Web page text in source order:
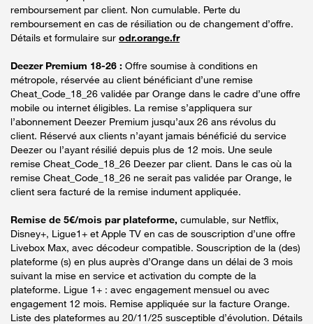
remboursement par client. Non cumulable. Perte du
remboursement en cas de résiliation ou de changement d’offre.
Détails et formulaire sur odr.orange.fr
Deezer Premium 18-26 : Offre soumise à conditions en
métropole, réservée au client bénéficiant d’une remise
Cheat_Code_18_26 validée par Orange dans le cadre d’une offre
mobile ou internet éligibles. La remise s’appliquera sur
l’abonnement Deezer Premium jusqu’aux 26 ans révolus du
client. Réservé aux clients n’ayant jamais bénéficié du service
Deezer ou l’ayant résilié depuis plus de 12 mois. Une seule
remise Cheat_Code_18_26 Deezer par client. Dans le cas où la
remise Cheat_Code_18_26 ne serait pas validée par Orange, le
client sera facturé de la remise indument appliquée.
Remise de 5€/mois par plateforme, cumulable, sur Netflix,
Disney+, Ligue1+ et Apple TV en cas de souscription d’une offre
Livebox Max, avec décodeur compatible. Souscription de la (des)
plateforme (s) en plus auprès d’Orange dans un délai de 3 mois
suivant la mise en service et activation du compte de la
plateforme. Ligue 1+ : avec engagement mensuel ou avec
engagement 12 mois. Remise appliquée sur la facture Orange.
Liste des plateformes au 20/11/25 susceptible d’évolution. Détails